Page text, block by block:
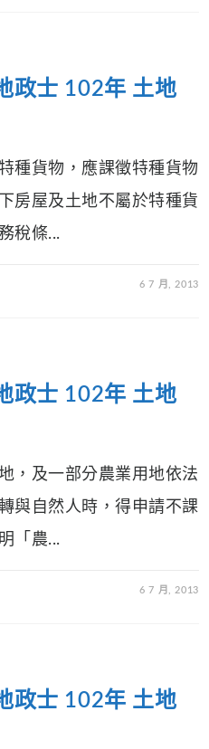
政士 102年 土地
種貨物，應課徵特種貨物
房屋及土地不屬於特種貨
稅條...
6 7 月, 2013
政士 102年 土地
，及一部分農業用地依法
與自然人時，得申請不課
「農...
6 7 月, 2013
政士 102年 土地